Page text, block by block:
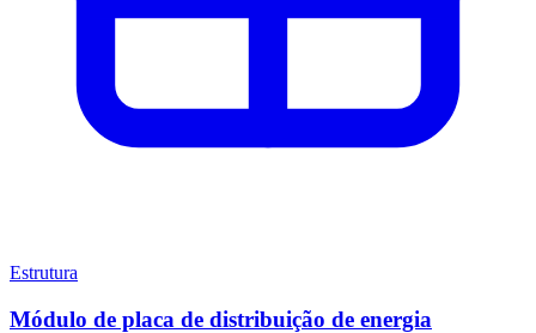
Estrutura
Módulo de placa de distribuição de energia